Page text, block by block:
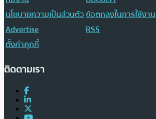
นโยบายความเป็นส่วนตัวข้อตกลงในการใช้งาน
Advertise
RSS
ตั้งค่าคุกกี้
ติดตามเรา